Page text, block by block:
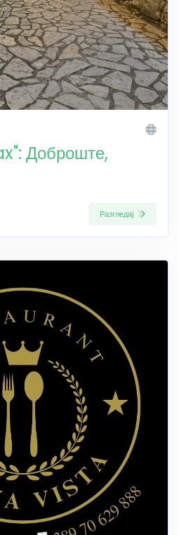
Доброште,
Разгледај